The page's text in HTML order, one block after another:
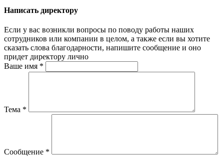
Написать директору
Если у вас возникли вопросы по поводу работы наших
сотрудников или компании в целом, а также если вы хотите
сказать слова благодарности, напишите сообщение и оно
придет директору лично
Ваше имя *
Тема *
Сообщение *